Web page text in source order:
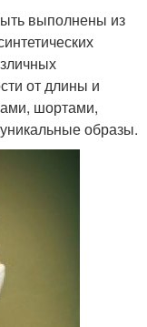
выполнены из
от длины и
шортами,
образы.